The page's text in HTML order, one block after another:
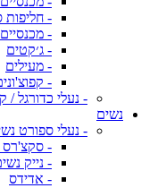
- חליפות
- מכנסיים
- ג׳קטים
- מעילים
-
- נעלי כדורגל /
נשים
- נעלי ספורט
- סקצ'רס
- נייק
- אדידס